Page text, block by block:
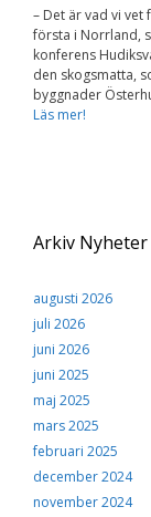
– Det är vad vi vet
första i Norrland,
konferens
den skogsmatta,
byggnader
Läs mer!
Arkiv Nyheter
augusti 2026
juli 2026
juni 2026
juni 2025
maj 2025
mars 2025
februari 2025
december 2024
november 2024